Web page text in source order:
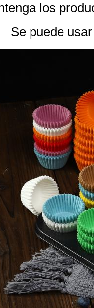
los
Se puede